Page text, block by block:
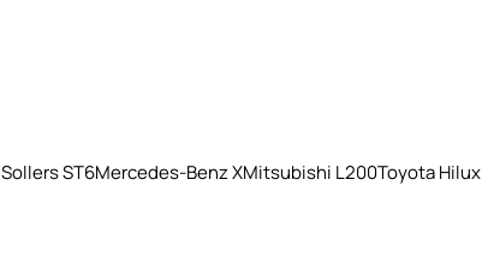
ST6Mercedes-Benz XMitsubishi L200Toyota Hilux